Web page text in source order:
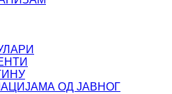
ОД ЈАВНОГ